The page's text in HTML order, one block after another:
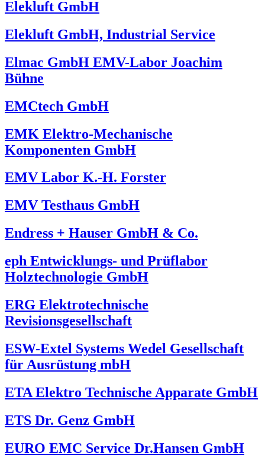
Elekluft GmbH
Elekluft GmbH, Industrial Service
Elmac GmbH EMV-Labor Joachim
Bühne
EMCtech GmbH
EMK Elektro-Mechanische
Komponenten GmbH
EMV Labor K.-H. Forster
EMV Testhaus GmbH
Endress + Hauser GmbH & Co.
eph Entwicklungs- und Prüflabor
Holztechnologie GmbH
ERG Elektrotechnische
Revisionsgesellschaft
ESW-Extel Systems Wedel Gesellschaft
für Ausrüstung mbH
ETA Elektro Technische Apparate GmbH
ETS Dr. Genz GmbH
EURO EMC Service Dr.Hansen GmbH